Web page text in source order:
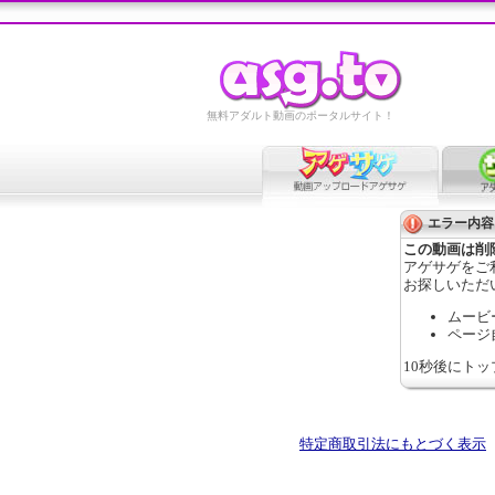
無料アダルト動画のポータルサイト！
エラー内容
この動画は削
アゲサゲをご
お探しいただ
ムービ
ページ
10秒後にト
特定商取引法にもとづく表示